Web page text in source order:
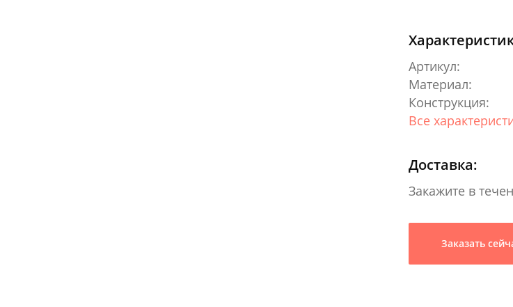
Артикул:
Материал:
Конструкция:
Все
Доставка:
Закажите в
Заказать